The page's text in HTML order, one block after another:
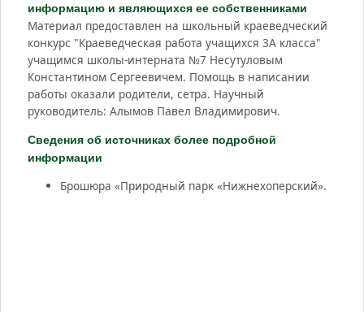
информацию и являющихся ее собственниками
Материал предоставлен на школьный краеведческий
конкурс "Краеведческая работа учащихся 3А класса"
учащимся школы-интерната №7 Несутуловым
Константином Сергеевичем. Помощь в написании
работы оказали родители, сетра. Научный
руководитель: Алымов Павел Владимирович.
Сведения об источниках более подробной
информации
Брошюра «Природный парк «Нижнехоперский».